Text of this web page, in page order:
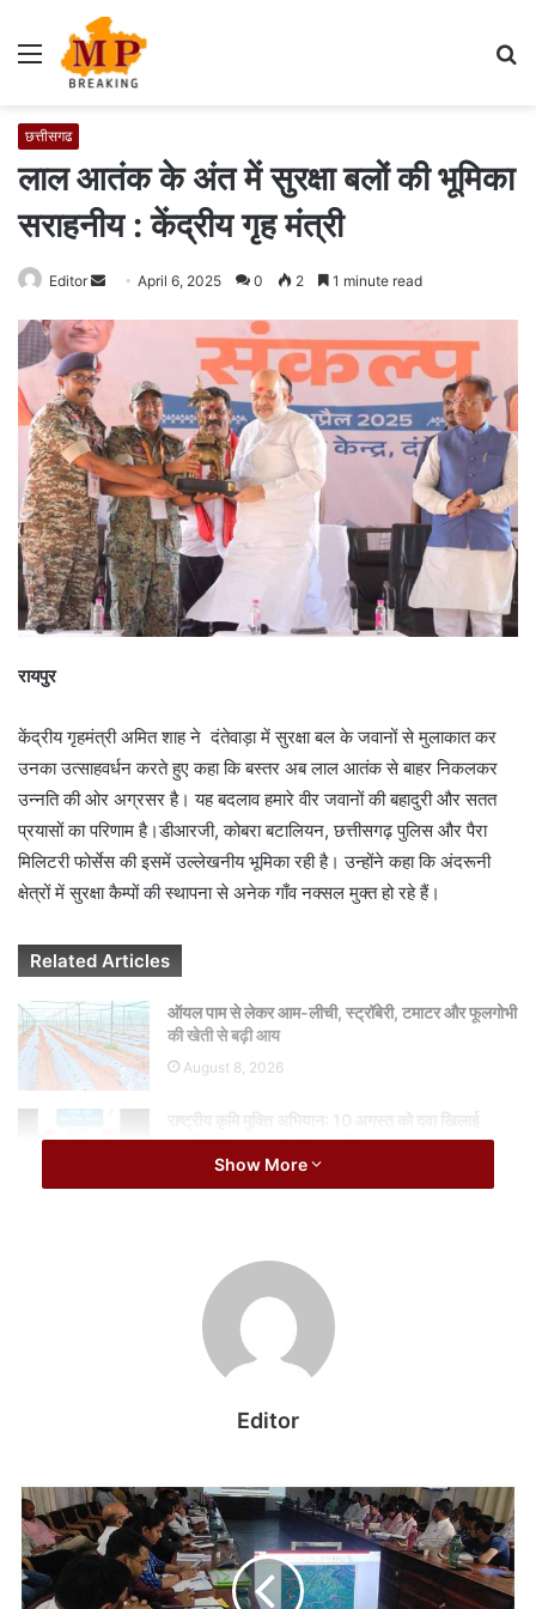
Menu
छत्तीसगढ
लाल आतंक के अंत में सुरक्षा बलों की भूमिका
सराहनीय : केंद्रीय गृह मंत्री
Editor
n
n
e
m
a
i
l
April 6, 2025 0 2 1 minute read
रायपुर
केंद्रीय गृहमंत्री अमित शाह ने दंतेवाड़ा में सुरक्षा बल के जवानों से मुलाकात कर
उनका उत्साहवर्धन करते हुए कहा कि बस्तर अब लाल आतंक से बाहर निकलकर
उन्नति की ओर अग्रसर है। यह बदलाव हमारे वीर जवानों की बहादुरी और सतत
प्रयासों का परिणाम है।डीआरजी, कोबरा बटालियन, छत्तीसगढ़ पुलिस और पैरा
मिलिटरी फोर्सेस की इसमें उल्लेखनीय भूमिका रही है। उन्होंने कहा कि अंदरूनी
क्षेत्रों में सुरक्षा कैम्पों की स्थापना से अनेक गाँव नक्सल मुक्त हो रहे हैं।
Related Articles
ऑयल पाम से लेकर आम-लीची, स्ट्रॉबेरी, टमाटर और फूलगोभी
की खेती से बढ़ी आय
August 8, 2026
राष्ट्रीय कृमि मुक्ति अभियान: 10 अगस्त को दवा खिलाई
जाएगी, 17 अगस्त को मॉप-अप दिवस
August 8, 2026
केंद्रीय गृहमंत्री अमित शाह ने नक्सली हिंसा में घायल होने वाले जवानों के बेहतर
इलाज के लिए रायपुर और जगदलपुर में विशेष अस्पतालों की स्थापना की भी घोषणा
की। इस दौरान उन्होंने जवानों से आत्मीय बातचीत में कहा कि सरकार हर परिस्थिति
केंद्रीय गृह मंत्री अमित शाह ने बस्तर पण्डूम जैसे सांस्कृतिक आयोजन की सराहना
नृत्य-संगीत को देश-विदेश तक पहुँचाने का माध्यम बना है।
भय से विश्वास की ओर बढ़ता बस्तर : मुख्यमंत्री विष्णु देव साय
Show More
Editor